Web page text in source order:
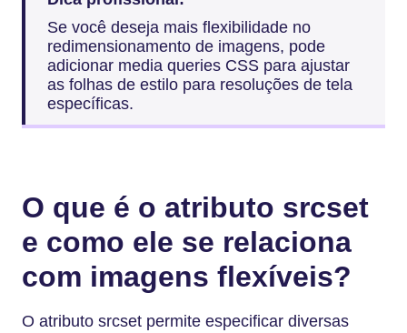
Se você deseja mais flexibilidade no
redimensionamento de imagens, pode
adicionar media queries CSS para ajustar
as folhas de estilo para resoluções de tela
específicas.
O que é o atributo srcset
e como ele se relaciona
com imagens flexíveis?
O atributo srcset permite especificar diversas